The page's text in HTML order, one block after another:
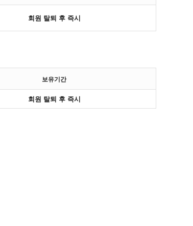
회원 탈퇴 후 즉시
보유기간
회원 탈퇴 후 즉시